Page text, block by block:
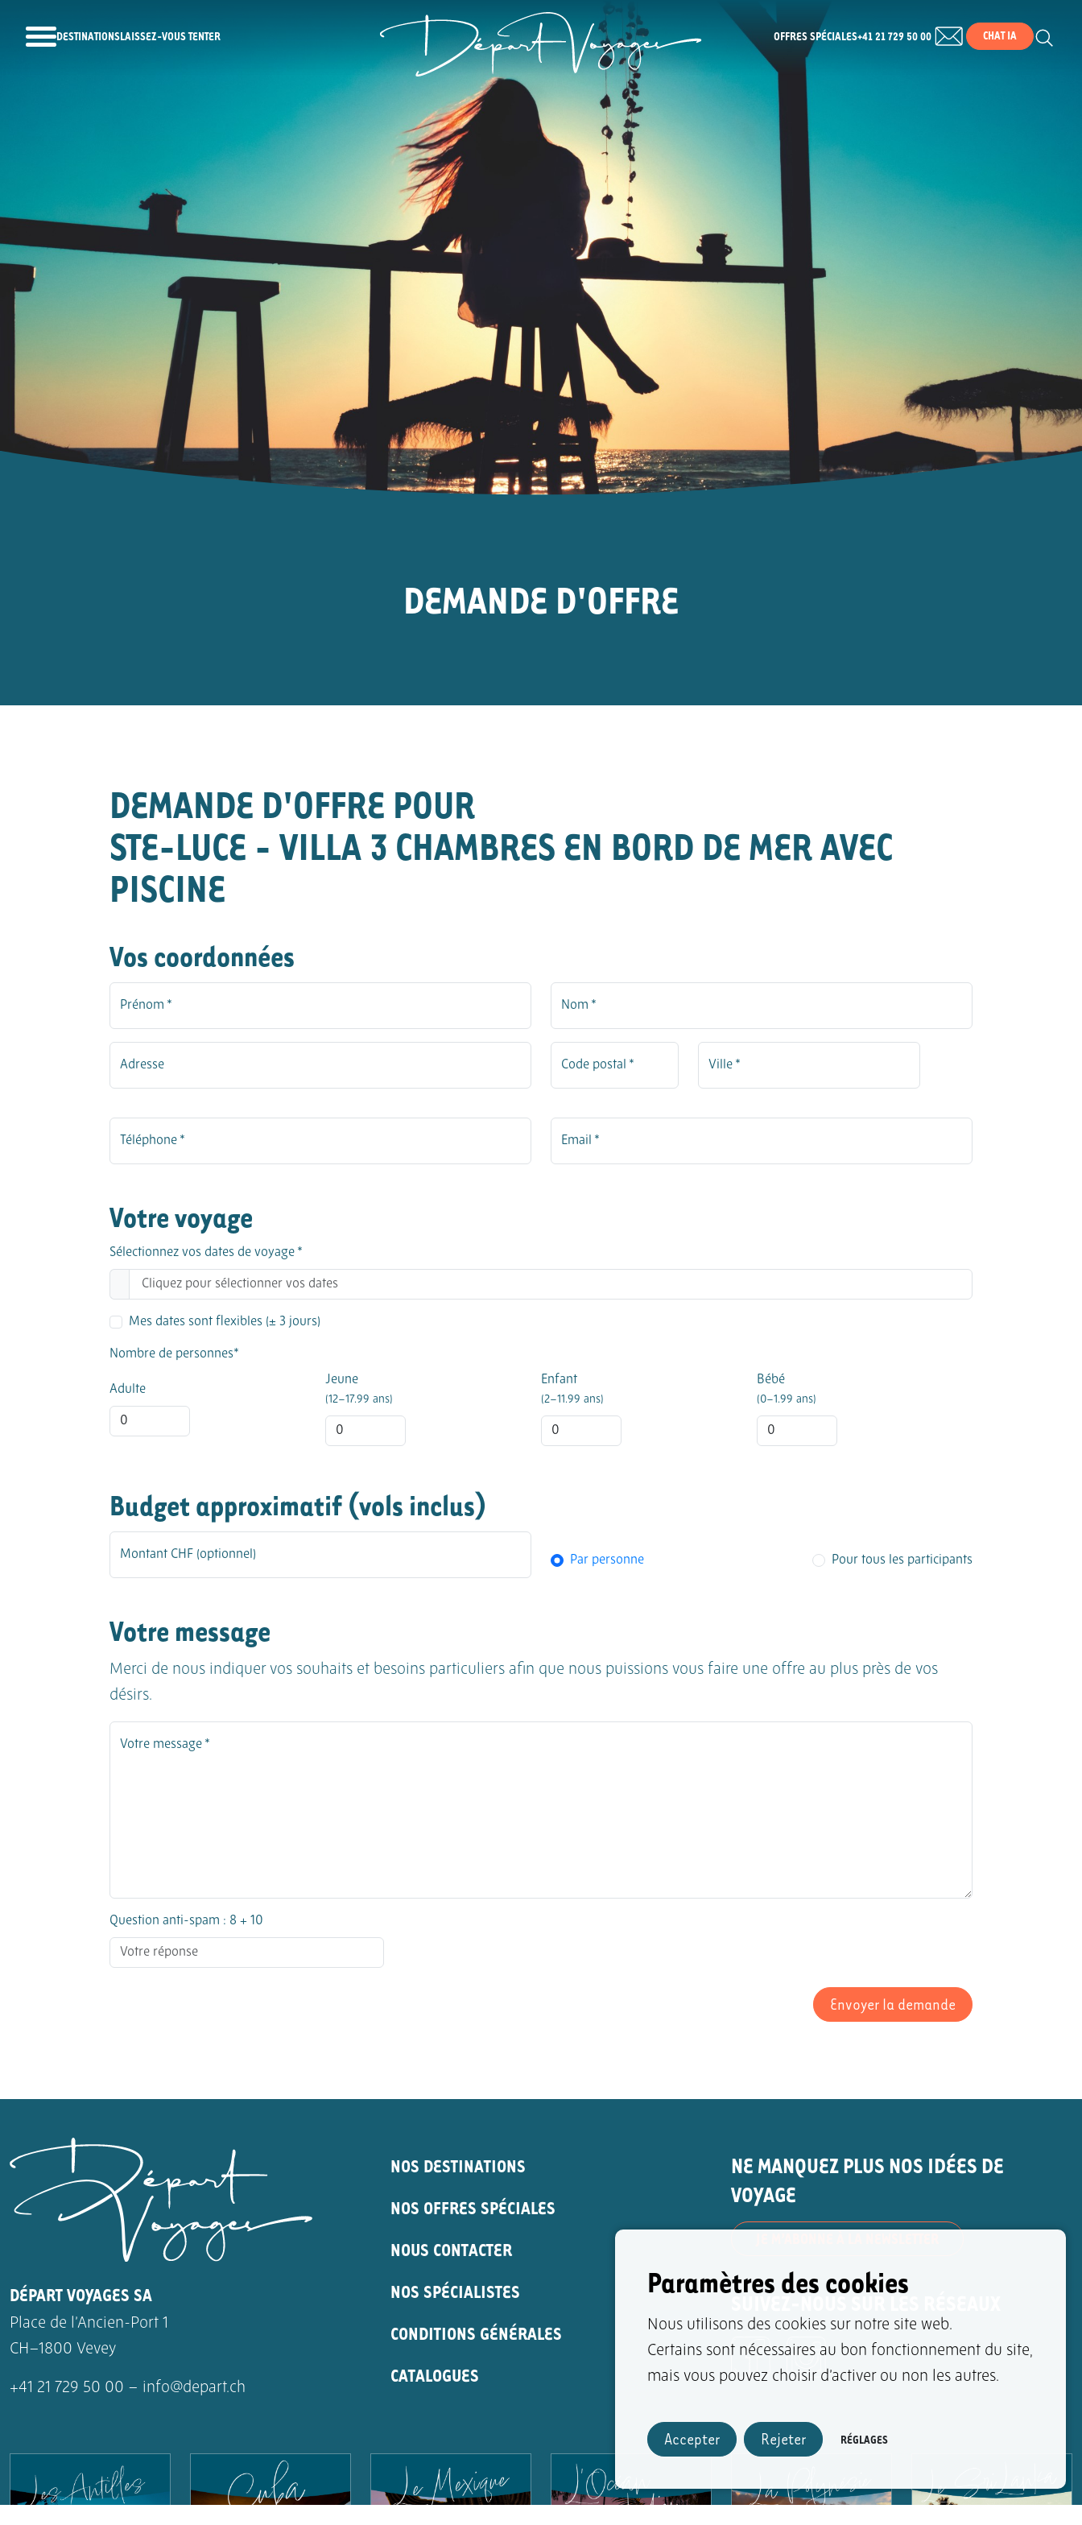
Paramètres des cookies
Nous utilisons des cookies sur notre site web.
Certains sont nécessaires au bon fonctionnement du site,
mais vous pouvez choisir d’activer ou non les autres.
Accepter Rejeter RÉGLAGES
DESTINATIONSLAISSEZ-VOUS TENTER OFFRES SPÉCIALES+41 21 729 50 00 CHAT IA
DEMANDE D'OFFRE
DEMANDE D'OFFRE POUR
STE-LUCE - VILLA 3 CHAMBRES EN BORD DE MER AVEC
PISCINE
Vos coordonnées
Prénom * Nom *
Adresse Code postal * Ville *
Téléphone * Email *
Votre voyage
Sélectionnez vos dates de voyage *
Mes dates sont flexibles (± 3 jours)
Nombre de personnes*
Adulte
Jeune
(12–17.99 ans)
Enfant
(2–11.99 ans)
Bébé
(0–1.99 ans)
Budget approximatif (vols inclus)
Montant CHF (optionnel) Par personne Pour tous les participants
Votre message
Merci de nous indiquer vos souhaits et besoins particuliers afin que nous puissions vous faire une offre au plus près de vos
désirs.
Votre message *
Question anti-spam : 8 + 10
Envoyer la demande
DÉPART VOYAGES SA
Place de l’Ancien-Port 1
CH–1800 Vevey
+41 21 729 50 00 – info@depart.ch
NOS DESTINATIONS
NOS OFFRES SPÉCIALES
NOUS CONTACTER
NOS SPÉCIALISTES
CONDITIONS GÉNÉRALES
CATALOGUES
NE MANQUEZ PLUS NOS IDÉES DE
VOYAGE
SUIVEZ-NOUS SUR LES RÉSEAUX